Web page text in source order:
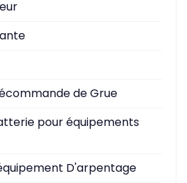
de Grue
pour équipements
D'arpentage